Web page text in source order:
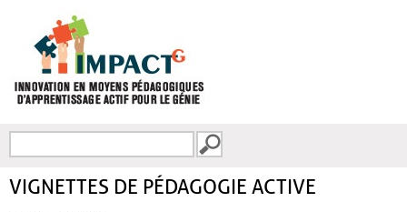
FORMULAIRE DE
VIGNETTES DE PÉDAGOGIE ACTIVE